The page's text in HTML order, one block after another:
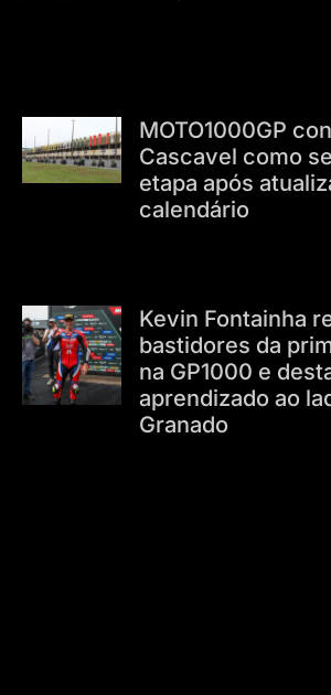
MOTO1000GP
Cascavel como
etapa após
calendário
Kevin Fontainha
bastidores da
na GP1000 e
aprendizado ao
Granado